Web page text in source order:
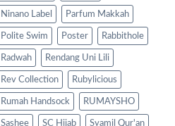
Ninano Label Parfum Makkah
Polite Swim Poster Rabbithole
Radwah Rendang Uni Lili
Rev Collection Rubylicious
Rumah Handsock RUMAYSHO
Sashee SC Hijab Syamil Qur'an